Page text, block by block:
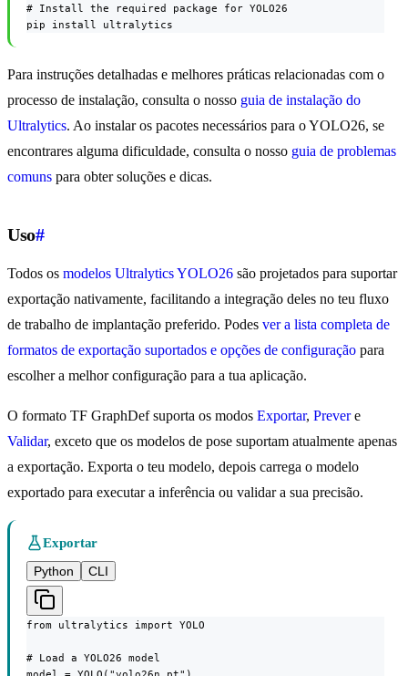
# Install the required package for YOLO26
pip install ultralytics
Para instruções detalhadas e melhores práticas relacionadas com o
processo de instalação, consulta o nosso guia de instalação do
Ultralytics. Ao instalar os pacotes necessários para o YOLO26, se
encontrares alguma dificuldade, consulta o nosso guia de problemas
comuns para obter soluções e dicas.
Uso#
Todos os modelos Ultralytics YOLO26 são projetados para suportar
exportação nativamente, facilitando a integração deles no teu fluxo
de trabalho de implantação preferido. Podes ver a lista completa de
formatos de exportação suportados e opções de configuração para
escolher a melhor configuração para a tua aplicação.
O formato TF GraphDef suporta os modos Exportar, Prevere
Validar, exceto que os modelos de pose suportam atualmente apenas
a exportação. Exporta o teu modelo, depois carrega o modelo
exportado para executar a inferência ou validar a sua precisão.
Exportar
Python
CLI
from ultralytics import YOLO
# Load a YOLO26 model